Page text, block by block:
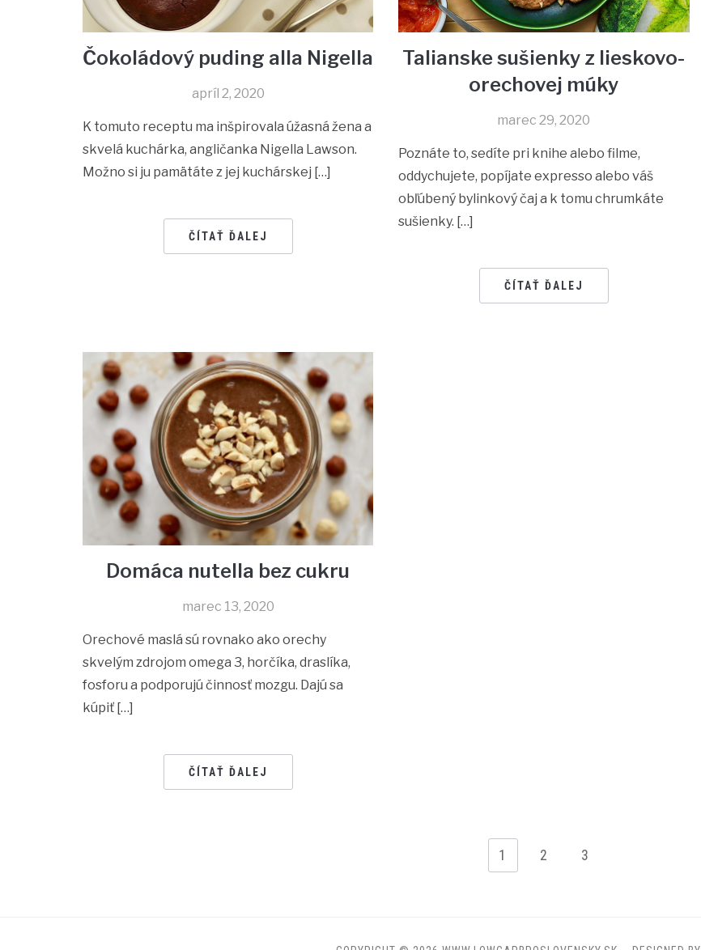
Čokoládový puding alla Nigella
apríl 2, 2020
K tomuto receptu ma inšpirovala úžasná žena a
skvelá kuchárka, angličanka Nigella Lawson.
Možno si ju pamätáte z jej kuchárskej […]
ČÍTAŤ ĎALEJ
Talianske sušienky z lieskovo-
orechovej múky
marec 29, 2020
Poznáte to, sedíte pri knihe alebo filme,
oddychujete, popíjate expresso alebo váš
obľúbený bylinkový čaj a k tomu chrumkáte
sušienky. […]
ČÍTAŤ ĎALEJ
Domáca nutella bez cukru
marec 13, 2020
Orechové maslá sú rovnako ako orechy
skvelým zdrojom omega 3, horčíka, draslíka,
fosforu a podporujú činnosť mozgu. Dajú sa
kúpiť […]
ČÍTAŤ ĎALEJ
1 2 3